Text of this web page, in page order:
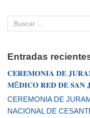
Entradas
𝐂𝐄𝐑𝐄𝐌𝐎𝐍𝐈𝐀 𝐃𝐄
𝐌É𝐃𝐈𝐂𝐎 𝐑𝐄𝐃 𝐃𝐄 𝐒𝐀𝐍
CEREMONIA DE
NACIONAL DE